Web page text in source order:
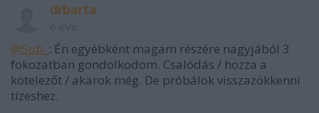
drbarta
@Sub_ : Én egyébként magam részére nagyjából 3
fokozatban gondolkodom. Csalódás / hozza a
kötelezőt / akarok még. De próbálok visszazökkenni
tízeshez.